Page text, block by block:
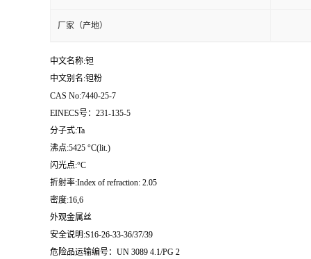
厂家（产地）
中文名称:钽
中文别名:钽粉
CAS No:7440-25-7
EINECS号：231-135-5
分子式:Ta
沸点:5425 °C(lit.)
闪光点:°C
折射率:Index of refraction: 2.05
密度:16,6
外观金属丝
安全说明:S16-26-33-36/37/39
危险品运输编号：UN 3089 4.1/PG 2